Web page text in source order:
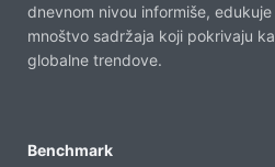
dnevnom nivou informiše,
mnoštvo sadržaja koji pokrivaju
globalne trendove.
Benchmark